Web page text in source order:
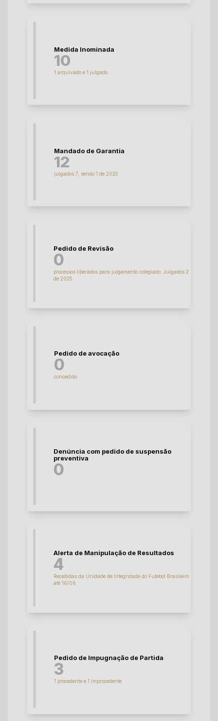
Medida Inominada
10
1 arquivado e 1 julgado
Mandado de Garantia
12
julgados 7, sendo 1 de 2025
Pedido de Revisão
0
processos liberados para julgamento colegiado. Julgados 2
de 2025.
Pedido de avocação
0
concedido
Denúncia com pedido de suspensão
preventiva
0
Alerta de Manipulação de Resultados
4
Recebidas da Unidade de Integridade do Futebol Brasileiro
até 16/06
Pedido de Impugnação de Partida
3
1 procedente e 1 improcedente